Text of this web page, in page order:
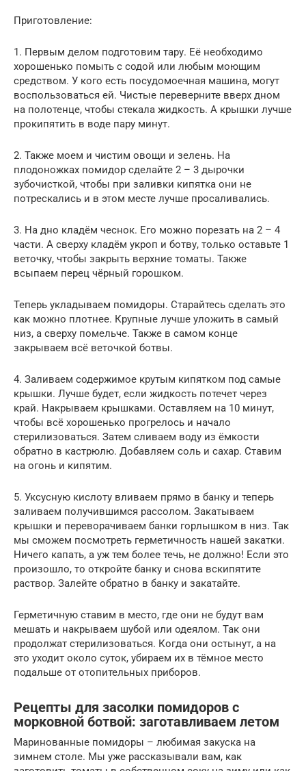
Приготовление:
1. Первым делом подготовим тару. Её необходимо
хорошенько помыть с содой или любым моющим
средством. У кого есть посудомоечная машина, могут
воспользоваться ей. Чистые переверните вверх дном
на полотенце, чтобы стекала жидкость. А крышки лучше
прокипятить в воде пару минут.
2. Также моем и чистим овощи и зелень. На
плодоножках помидор сделайте 2 – 3 дырочки
зубочисткой, чтобы при заливки кипятка они не
потрескались и в этом месте лучше просаливались.
3. На дно кладём чеснок. Его можно порезать на 2 – 4
части. А сверху кладём укроп и ботву, только оставьте 1
веточку, чтобы закрыть верхние томаты. Также
всыпаем перец чёрный горошком.
Теперь укладываем помидоры. Старайтесь сделать это
как можно плотнее. Крупные лучше уложить в самый
низ, а сверху помельче. Также в самом конце
закрываем всё веточкой ботвы.
4. Заливаем содержимое крутым кипятком под самые
крышки. Лучше будет, если жидкость потечет через
край. Накрываем крышками. Оставляем на 10 минут,
чтобы всё хорошенько прогрелось и начало
стерилизоваться. Затем сливаем воду из ёмкости
обратно в кастрюлю. Добавляем соль и сахар. Ставим
на огонь и кипятим.
5. Уксусную кислоту вливаем прямо в банку и теперь
заливаем получившимся рассолом. Закатываем
крышки и переворачиваем банки горлышком в низ. Так
мы сможем посмотреть герметичность нашей закатки.
Ничего капать, а уж тем более течь, не должно! Если это
произошло, то откройте банку и снова вскипятите
раствор. Залейте обратно в банку и закатайте.
Герметичную ставим в место, где они не будут вам
мешать и накрываем шубой или одеялом. Так они
продолжат стерилизоваться. Когда они остынут, а на
это уходит около суток, убираем их в тёмное место
подальше от отопительных приборов.
Рецепты для засолки помидоров с
морковной ботвой: заготавливаем летом
Маринованные помидоры – любимая закуска на
зимнем столе. Мы уже рассказывали вам, как